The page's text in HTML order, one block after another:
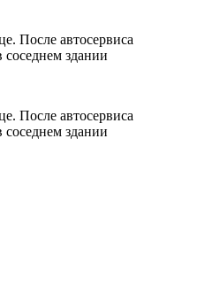
После автосервиса
здании
После автосервиса
здании